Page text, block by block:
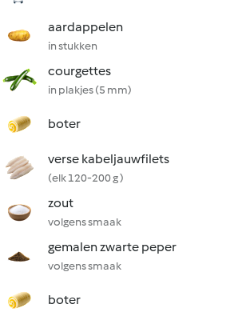
aardappelen
in stukken
courgettes
in plakjes (5 mm)
boter
verse kabeljauwfilets
(elk 120-200 g )
zout
volgens smaak
gemalen zwarte peper
volgens smaak
boter